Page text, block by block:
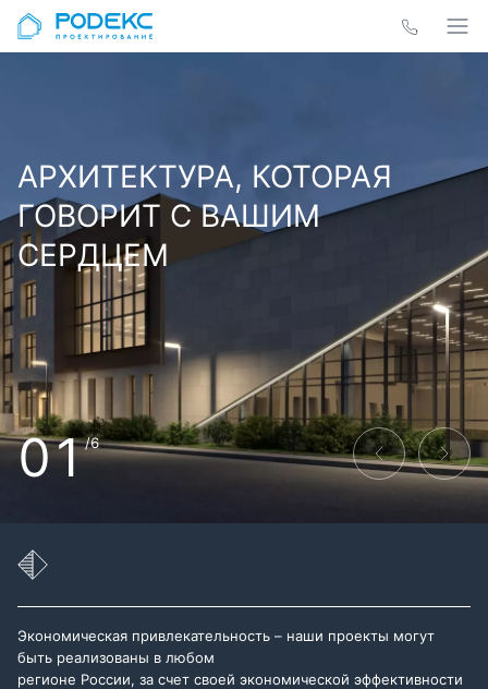
АРХИТЕКТУРА, КОТОРАЯ
ГОВОРИТ С ВАШИМ
СЕРДЦЕМ
01/6
Экономическая привлекательность – наши проекты могут
быть реализованы в любом
регионе России, за счет своей экономической эффективности